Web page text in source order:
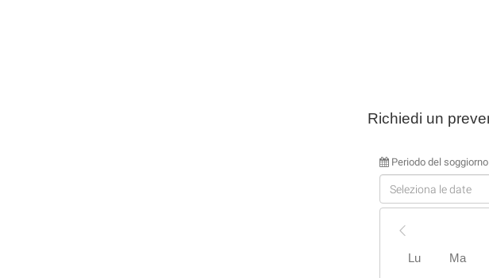
Richiedi un